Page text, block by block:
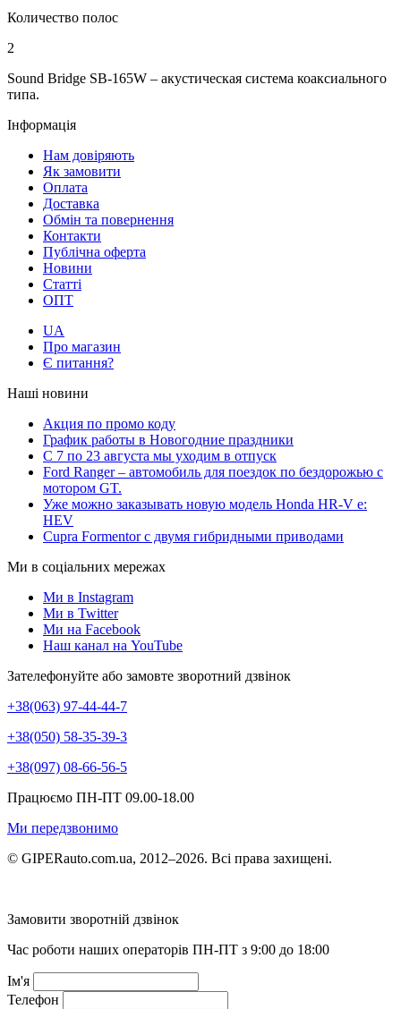
Количество полос
2
Sound Bridge SB-165W – акустическая система коаксиального
типа.
Інформація
Нам довіряють
Як замовити
Оплата
Доставка
Обмін та повернення
Контакти
Публічна оферта
Новини
Статті
ОПТ
UA
Про магазин
Є питання?
Наші новини
Акция по промо коду
График работы в Новогодние праздники
С 7 по 23 августа мы уходим в отпуск
Ford Ranger – автомобиль для поездок по бездорожью с
мотором GT.
Уже можно заказывать новую модель Honda HR-V e:
HEV
Cupra Formentor с двумя гибридными приводами
Ми в соціальних мережах
Ми в Instagram
Ми в Twitter
Ми на Facebook
Наш канал на YouTube
Зателефонуйте або замовте зворотний дзвінок
+38(063) 97-44-44-7
+38(050) 58-35-39-3
+38(097) 08-66-56-5
Працюємо ПН-ПТ 09.00-18.00
Ми передзвонимо
© GIPERauto.com.ua, 2012–2026. Всі права захищені.
Замовити зворотній дзвінок
Час роботи наших операторів ПН-ПТ з 9:00 до 18:00
Ім'я
Телефон